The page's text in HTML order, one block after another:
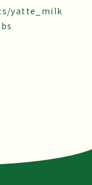
yatte_milk